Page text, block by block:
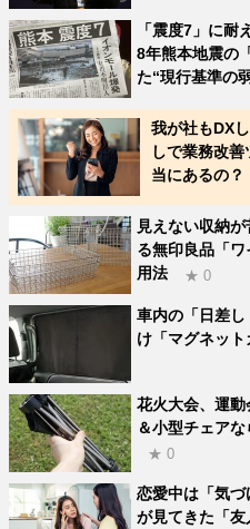
「震度7」に耐
8年熊本地震の
た“現行基準の
我が社もDX
しで業務改
当にあるの？
見えない収納
る無印良品「
用法
★ 0
車内の「日差
け「マグネッ
花火大会、運
＆小型チェア
★ 0
恋愛中は「気
が見てきた「